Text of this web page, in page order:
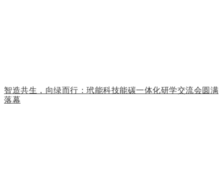
智造共生，向绿而行：玳能科技能碳一体化研学交流会圆满
落幕